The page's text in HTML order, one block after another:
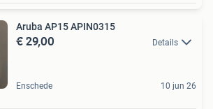
Aruba AP15 APIN0315
€ 29,00 Details
Enschede 10 jun 26